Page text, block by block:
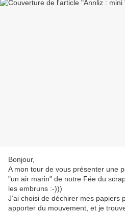
Bonjour,
A mon tour de vous présenter une
"un air marin" de notre Fée du
les embruns :-)))
J’ai choisi de déchirer mes papiers
apporter du mouvement, et je